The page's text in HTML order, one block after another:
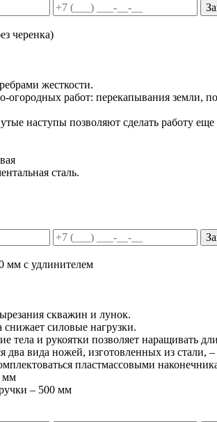
черенка)
жесткости.
огородных работ: перекапывания земли,
наступы позволяют сделать работу
сталь.
мм с удлинителем
скважин и лунок.
снижает силовые нагрузки.
тела и рукоятки позволяет наращивать
два вида ножей, изготовленных из стали,
пластмассовыми
мм
– 500 мм